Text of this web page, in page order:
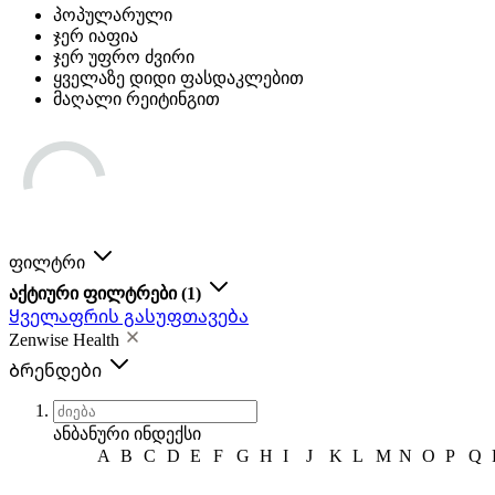
პოპულარული
ჯერ იაფია
ჯერ უფრო ძვირი
ყველაზე დიდი ფასდაკლებით
მაღალი რეიტინგით
ფილტრი
აქტიური ფილტრები(1)
Ყველაფრის გასუფთავება
Zenwise Health
Ბრენდები
ანბანური ინდექსი
A
B C D E F G H I J K L M N O P Q